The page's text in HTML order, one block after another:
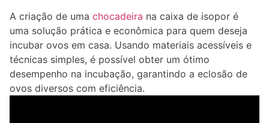
A criação de uma chocadeira na caixa de isopor é
uma solução prática e econômica para quem deseja
incubar ovos em casa. Usando materiais acessíveis e
técnicas simples, é possível obter um ótimo
desempenho na incubação, garantindo a eclosão de
ovos diversos com eficiência.